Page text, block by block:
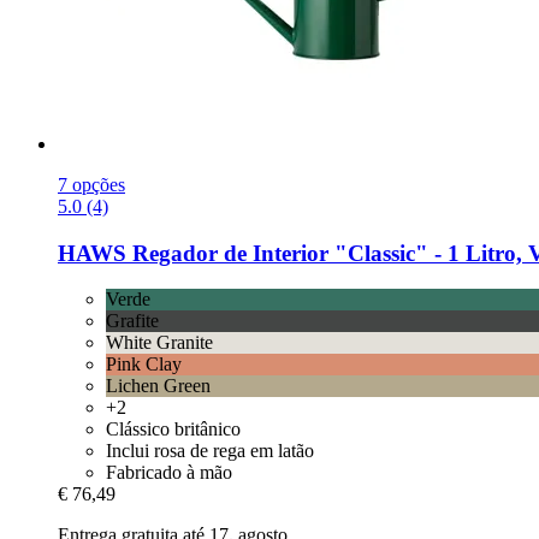
7 opções
5.0 (4)
HAWS Regador de Interior "Classic" -​ 1 Litro,
Verde
Grafite
White Granite
Pink Clay
Lichen Green
+2
Clássico britânico
Inclui rosa de rega em latão
Fabricado à mão
€ 76,49